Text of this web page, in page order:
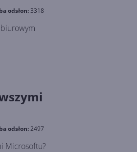
odsłon:3318
odsłon:2497
Microsoftu?